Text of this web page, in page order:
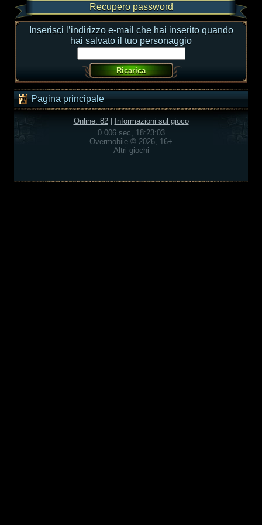
Recupero password
Inserisci l’indirizzo e-mail che hai inserito quando
hai salvato il tuo personaggio
Pagina principale
Online: 82|
Informazioni sul gioco
0.006 sec, 18:23:03
Overmobile © 2026, 16+
Altri giochi